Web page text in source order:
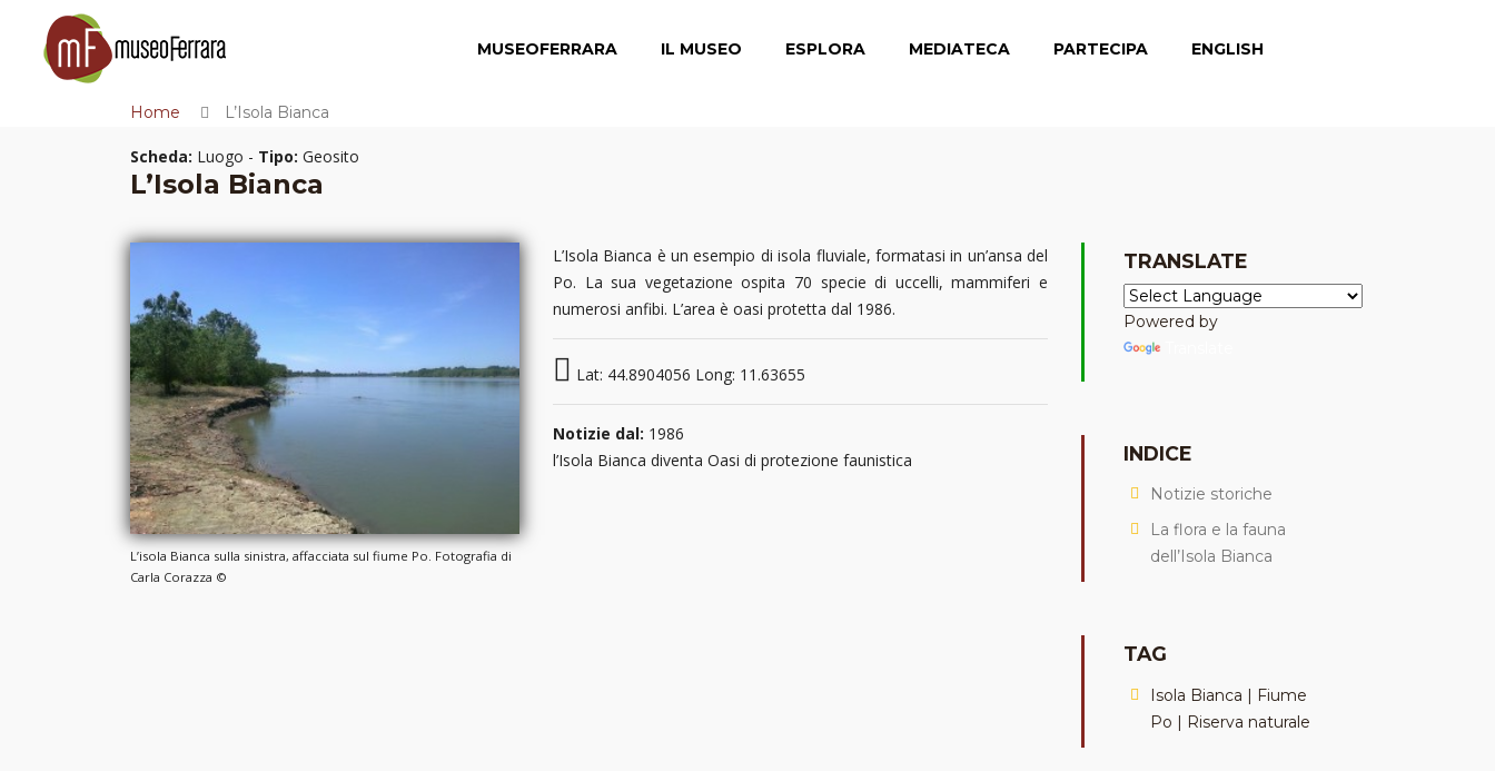
MUSEOFERRARA IL MUSEO ESPLORA MEDIATECA PARTECIPA ENGLISH
Home L’Isola Bianca
Scheda: Luogo - Tipo: Geosito
L’Isola Bianca
L’isola Bianca sulla sinistra, affacciata sul fiume Po. Fotografia di
Carla Corazza ©
L’Isola Bianca è un esempio di isola fluviale, formatasi in un’ansa del
Po. La sua vegetazione ospita 70 specie di uccelli, mammiferi e
numerosi anfibi. L’area è oasi protetta dal 1986.
Lat: 44.8904056 Long: 11.63655
Notizie dal: 1986
l’Isola Bianca diventa Oasi di protezione faunistica
TRANSLATE
Powered by
INDICE
Notizie storiche
La flora e la fauna
dell’Isola Bianca
TAG
Isola Bianca | Fiume
Po | Riserva naturale